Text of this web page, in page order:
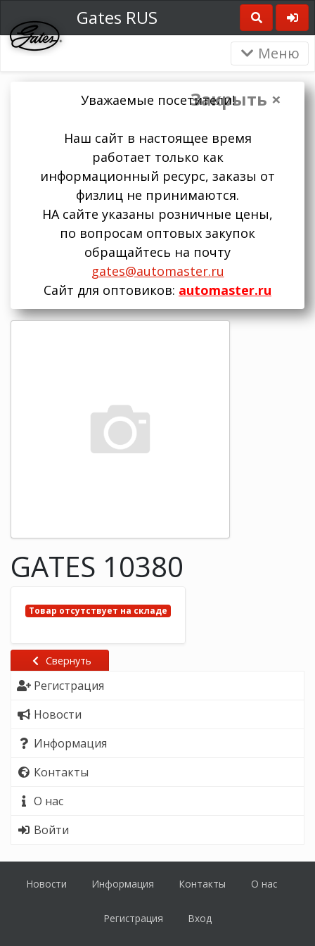
Gates RUS
Меню
Закрыть ×
Уважаемые посетители!
Наш сайт в настоящее время
работает только как
информационный ресурс, заказы от
физлиц не принимаются.
НА сайте указаны розничные цены,
по вопросам оптовых закупок
обращайтесь на почту
gates@automaster.ru
Сайт для оптовиков: automaster.ru
Свернуть
Регистрация
Новости
Информация
Контакты
О нас
Войти
GATES 10380
Товар отсутствует на складе
Новости Информация Контакты О нас
Регистрация Вход